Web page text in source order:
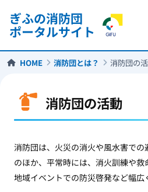
ぎふの消防団
ポータルサイト
HOME 消防団とは？ 消防団の
消防団の活動
消防団は、火災の消火や風水害で
のほか、平常時には、消火訓練や救
地域イベントでの防災啓発など幅広